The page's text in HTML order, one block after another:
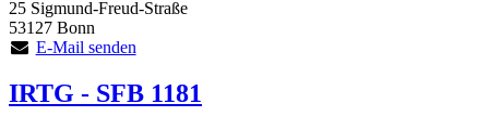
25 Sigmund-Freud-Straße
53127 Bonn
E-Mail senden
IRTG - SFB 1181